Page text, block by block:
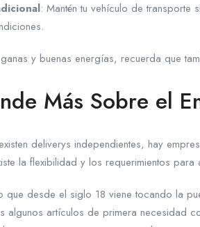
: Mantén tu vehículo de
y buenas energías, recuerda que
Más Sobre el
deliverys independientes, hay
la flexibilidad y los requerimientos
que desde el siglo 18 viene tocando la
algunos artículos de primera necesidad